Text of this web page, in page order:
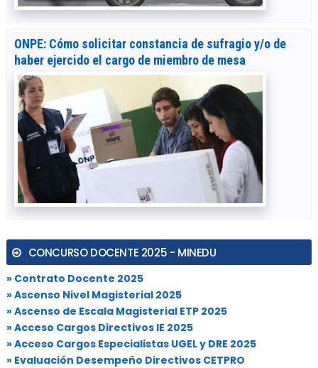
ONPE: Cómo solicitar constancia de sufragio y/o de
haber ejercido el cargo de miembro de mesa
CONCURSO DOCENTE 2025 - MINEDU
» Contrato Docente 2025
» Ascenso Nivel Magisterial 2025
» Ascenso de Escala Magisterial ETP 2025
» Acceso Cargos Directivos IE 2025
» Acceso Cargos Especialistas UGEL y DRE 2025
» Evaluación Desempeño Directivos CETPRO